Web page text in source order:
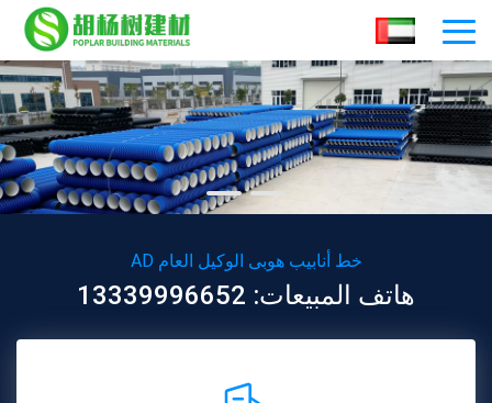
AD خط أنابيب هوبى الوكيل العام
هاتف المبيعات: 13339996652